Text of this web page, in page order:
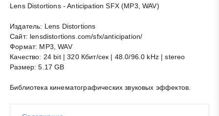
Lens Distortions - Anticipation SFX (MP3, WAV)
Издатель: Lens Distortions
Сайт: lensdistortions.com/sfx/anticipation/
Формат: MP3, WAV
Качество: 24 bit | 320 Кбит/сек | 48.0/96.0 kHz | stereo
Размер: 5.17 GB
Библиотека кинематографических звуковых эффектов.